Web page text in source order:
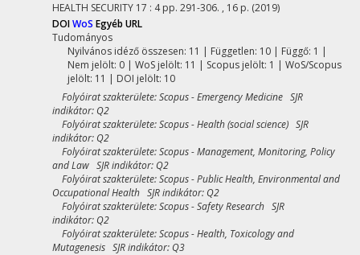
HEALTH SECURITY 17 : 4 pp. 291-306. , 16 p. (2019)
DOIWoS Egyéb URL
Tudományos
Nyilvános idéző összesen: 11 | Független: 10 | Függő: 1 |
Nem jelölt: 0 | WoS jelölt: 11 | Scopus jelölt: 1 | WoS/Scopus
jelölt: 11 | DOI jelölt: 10
Folyóirat szakterülete: Scopus - Emergency Medicine SJR
indikátor: Q2
Folyóirat szakterülete: Scopus - Health (social science) SJR
indikátor: Q2
Folyóirat szakterülete: Scopus - Management, Monitoring, Policy
and Law SJR indikátor: Q2
Folyóirat szakterülete: Scopus - Public Health, Environmental and
Occupational Health SJR indikátor: Q2
Folyóirat szakterülete: Scopus - Safety Research SJR
indikátor: Q2
Folyóirat szakterülete: Scopus - Health, Toxicology and
Mutagenesis SJR indikátor: Q3